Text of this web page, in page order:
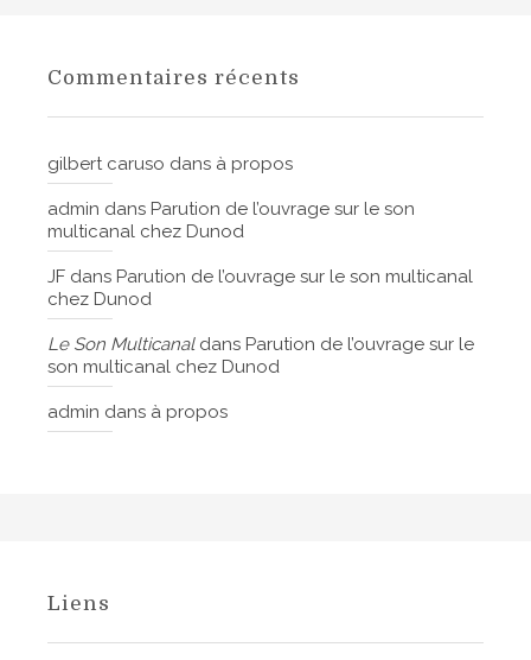
Commentaires récents
gilbert caruso dans à propos
admin dans Parution de l’ouvrage sur le son
multicanal chez Dunod
JF dans Parution de l’ouvrage sur le son multicanal
chez Dunod
Le Son Multicanaldans Parution de l’ouvrage sur le
son multicanal chez Dunod
admin dans à propos
Liens